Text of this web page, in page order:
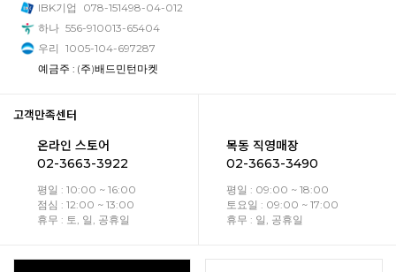
IBK기업
078-151498-04-012
하나 556-910013-65404
우리 1005-104-697287
예금주 : (주)배드민턴마켓
고객만족센터
온라인 스토어
02-3663-3922
평일 : 10:00 ~ 16:00
점심 : 12:00 ~ 13:00
휴무 : 토, 일, 공휴일
목동 직영매장
02-3663-3490
평일 : 09:00 ~ 18:00
토요일 : 09:00 ~ 17:00
휴무 : 일, 공휴일